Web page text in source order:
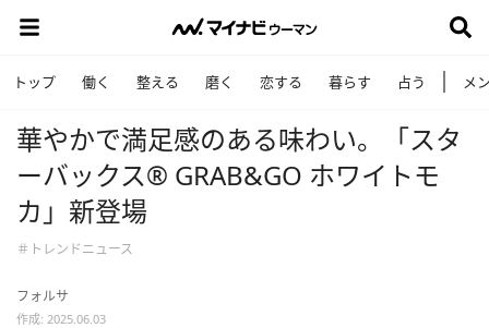
トップ 働く 整える 磨く 恋する 暮らす 占う メ
華やかで満足感のある味わい。「スタ
ーバックス® GRAB&GO ホワイトモ
カ」新登場
＃トレンドニュース
フォルサ
作成: 2025.06.03